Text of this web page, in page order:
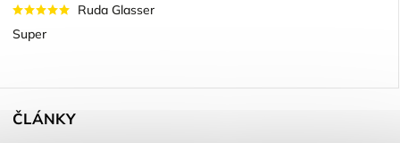
Ruda Glasser
Super
ČLÁNKY